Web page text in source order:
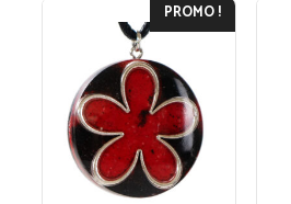
PROMO !